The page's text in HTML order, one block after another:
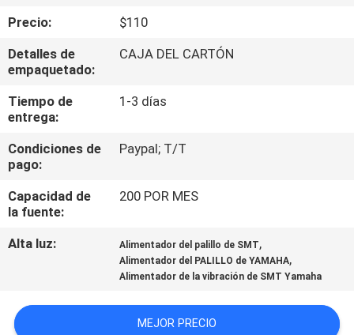
DE
CALIDAD
CONTACTA
NOSOTROS
NOTICIAS
LINE
Precio:
$110
Detalles de
empaquetado:
CAJA DEL CARTÓN
Tiempo de
entrega:
1-3 días
Condiciones de
pago:
Paypal; T/T
Capacidad de
la fuente:
200 POR MES
Alta luz: Alimentador del palillo de SMT,
Alimentador del PALILLO de YAMAHA,
Alimentador de la vibración de SMT Yamaha
MEJOR PRECIO